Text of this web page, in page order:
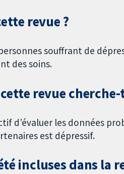
revue ?
souffrant de
des soins.
revue
d’évaluer les données
est dépressif.
incluses dans la